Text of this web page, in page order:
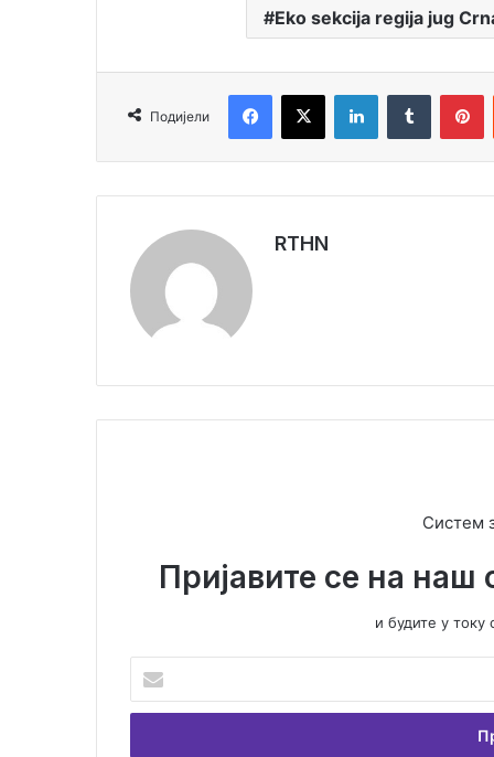
Eko sekcija regija jug
Подијели
RTHN
Систем
Пријавите се на наш
и будите у
е